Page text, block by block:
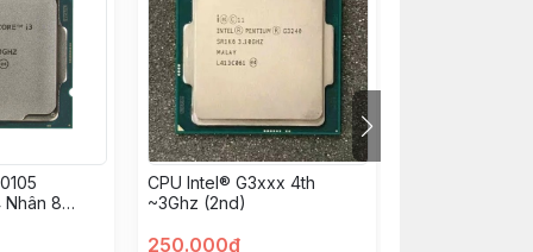
Nhân 8
CPU Intel® G3xxx 4th
~3Ghz (2nd)
250.000đ